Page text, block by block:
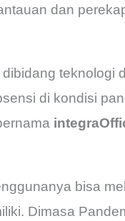
dan
teknologi
di kondisi
bisa
Dimasa